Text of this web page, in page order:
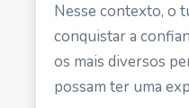
Nesse contexto, o
conquistar a
os mais diversos
possam ter uma